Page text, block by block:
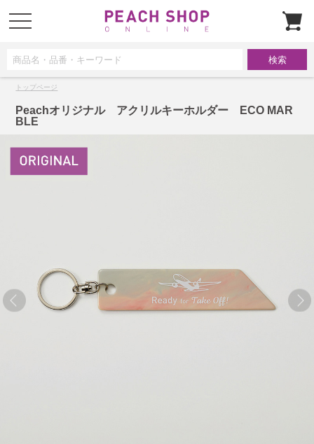
t
o
a
o
トップページ
Peachオリジナル アクリルキーホルダー ECO MAR
BLE